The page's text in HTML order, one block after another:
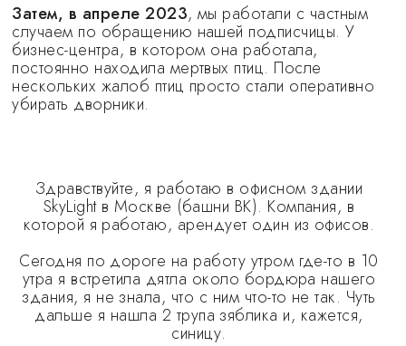
Затем, в апреле 2023, мы работали с частным
случаем по обращению нашей подписчицы. У
бизнес-центра, в котором она работала,
постоянно находила мертвых птиц. После
нескольких жалоб птиц просто стали оперативно
убирать дворники.
Здравствуйте, я работаю в офисном здании
SkyLight в Москве (башни ВК). Компания, в
которой я работаю, арендует один из офисов.
Сегодня по дороге на работу утром где-то в 10
утра я встретила дятла около бордюра нашего
здания, я не знала, что с ним что-то не так. Чуть
дальше я нашла 2 трупа зяблика и, кажется,
синицу.